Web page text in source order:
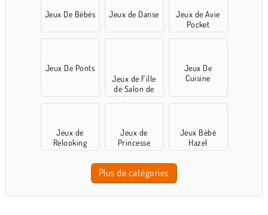
Jeux De Bébés Jeux de Danse
Jeux de Avie
Pocket
Jeux De Ponts
Jeux de Fille
de Salon de
Beauté
Jeux De
Cuisine
Jeux de
Relooking
Jeux de
Princesse
Jeux Bébé
Hazel
Plus de catégories